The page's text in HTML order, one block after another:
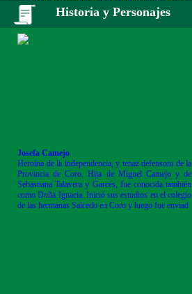
Historia y Personajes
Josefa Camejo
Heroína de la independencia, y tenaz defensora de la
Provincia de Coro. Hija de Miguel Camejo y de
Sebastiana Talavera y Garcés, fue conocida también
como Doña Ignacia. Inició sus estudios en el colegio
de las hermanas Salcedo en Coro y luego fue enviad